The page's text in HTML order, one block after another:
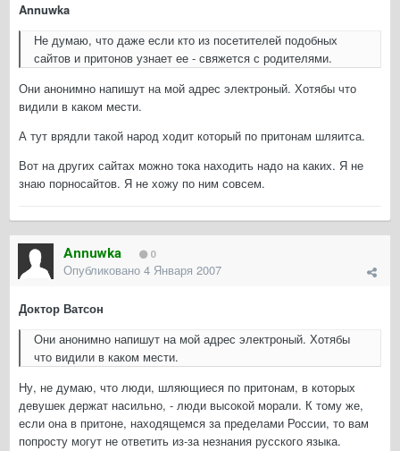
Annuwka
Не думаю, что даже если кто из посетителей подобных
сайтов и притонов узнает ее - свяжется с родителями.
Они анонимно напишут на мой адрес электроный. Хотябы что
видили в каком мести.
А тут врядли такой народ ходит который по притонам шляитса.
Вот на других сайтах можно тока находить надо на каких. Я не
знаю порносайтов. Я не хожу по ним совсем.
Annuwka 0
Опубликовано 4 Января 2007
Доктор Ватсон
Они анонимно напишут на мой адрес электроный. Хотябы
что видили в каком мести.
Ну, не думаю, что люди, шляющиеся по притонам, в которых
девушек держат насильно, - люди высокой морали. К тому же,
если она в притоне, находящемся за пределами России, то вам
попросту могут не ответить из-за незнания русского языка.